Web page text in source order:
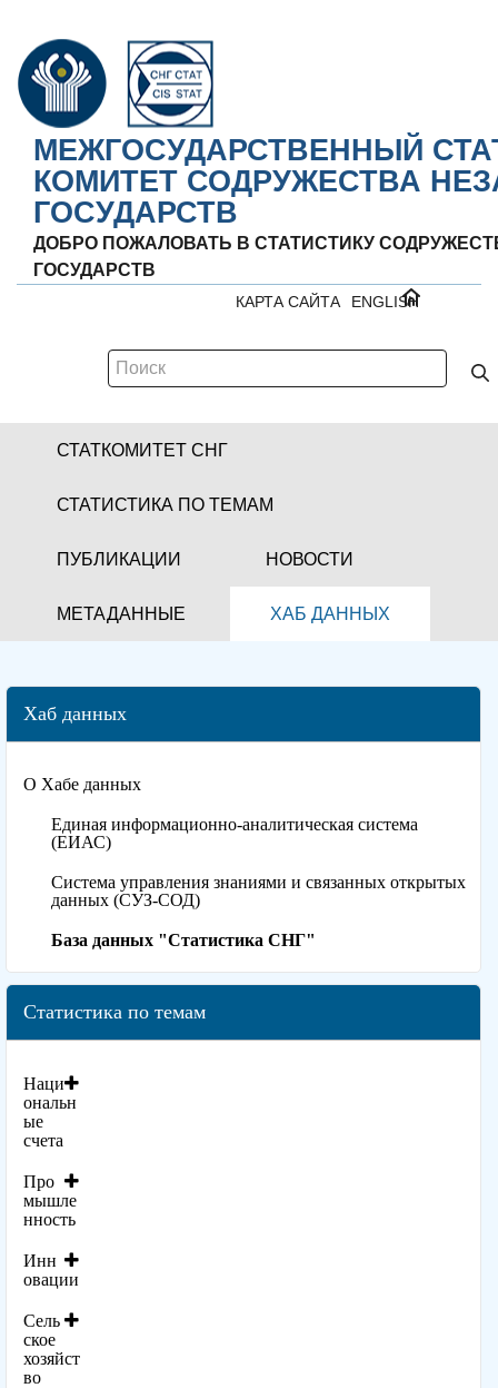
МЕЖГОСУДАРСТВЕННЫЙ
КОМИТЕТ СОДРУЖЕСТВА
ГОСУДАРСТВ
ДОБРО ПОЖАЛОВАТЬ В СТАТИСТИКУ
ГОСУДАРСТВ
ENGLISH
КАРТА САЙТА
СТАТКОМИТЕТ СНГ
СТАТИСТИКА ПО ТЕМАМ
ПУБЛИКАЦИИ НОВОСТИ
МЕТАДАННЫЕ ХАБ ДАННЫХ
Хаб данных
О Хабе данных
Единая информационно-аналитическая система
(ЕИАС)
Система управления знаниями и связанных открытых
данных (СУЗ-СОД)
База данных "Статистика СНГ"
Статистика по темам
Наци
ональн
ые
счета
Про
мышле
нность
Инн
овации
Сель
ское
хозяйст
во